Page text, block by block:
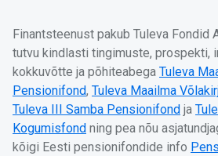
Finantsteenust pakub Tuleva Fondid
tutvu kindlasti tingimuste, prospekti,
kokkuvõtte ja põhiteabega Tuleva
Pensionifond, Tuleva Maailma
Tuleva III Samba Pensionifond ja
Kogumisfond ning pea nõu
kõigi Eesti pensionifondide info